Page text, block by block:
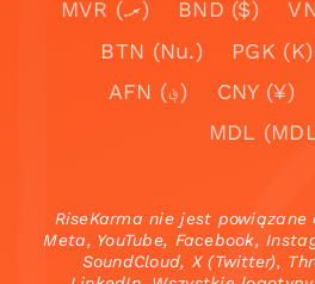
MVR (.ރ)
BND ($)
BTN (Nu.)
PGK (K)
AFN (؋)
CNY (¥)
MDL
RiseKarma nie jest powiązane
Meta, YouTube, Facebook,
SoundCloud, X (Twitter),